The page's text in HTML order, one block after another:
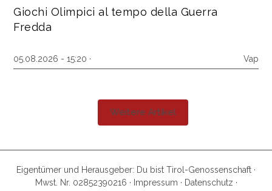
Giochi Olimpici al tempo della Guerra
Fredda
05.08.2026 - 15:20 · Vap
Weitere Artikel
Eigentümer und Herausgeber: Du bist Tirol-Genossenschaft ·
Mwst. Nr. 02852390216 · Impressum · Datenschutz ·